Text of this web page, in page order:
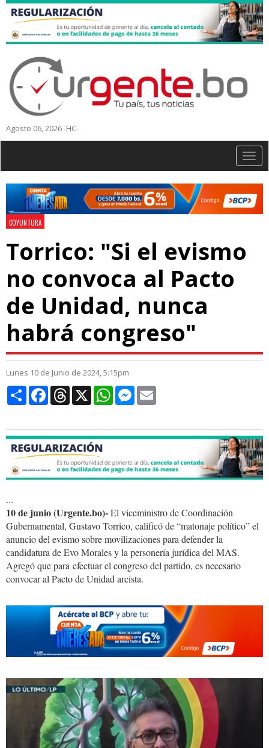
Agosto 06, 2026 -HC-
COYUNTURA
Torrico: "Si el evismo
no convoca al Pacto
de Unidad, nunca
habrá congreso"
Lunes 10 de Junio de 2024, 5:15pm
CompartirFacebookThreads
X WhatsAppMessenger
...
10 de junio (Urgente.bo)-El viceministro de Coordinación
Gubernamental, Gustavo Torrico, calificó de “matonaje político” el
anuncio del evismo sobre movilizaciones para defender la
candidatura de Evo Morales y la personería jurídica del MAS.
Agregó que para efectuar el congreso del partido, es necesario
convocar al Pacto de Unidad arcista.
Torrico
10.jpg